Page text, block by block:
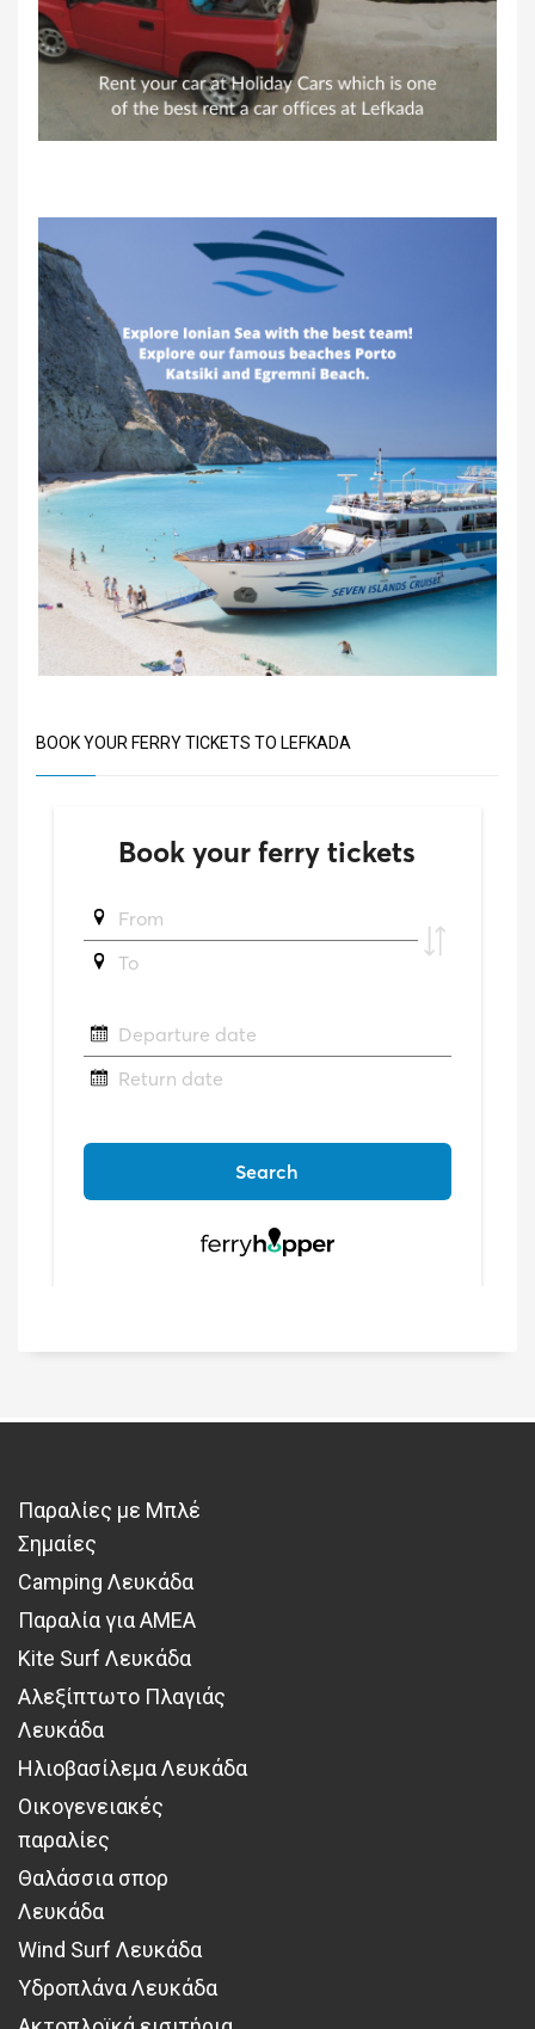
BOOK YOUR FERRY TICKETS TO LEFKADA
Παραλίες με Μπλέ
Σημαίες
Camping Λευκάδα
Παραλία για ΑΜΕΑ
Kite Surf Λευκάδα
Αλεξίπτωτο Πλαγιάς
Λευκάδα
Ηλιοβασίλεμα Λευκάδα
Οικογενειακές
παραλίες
Θαλάσσια σπορ
Λευκάδα
Wind Surf Λευκάδα
Υδροπλάνα Λευκάδα